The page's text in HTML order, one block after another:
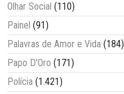
Olhar Social (110)
Painel (91)
Palavras de Amor e Vida (184)
Papo D'Oro (171)
Polícia (1.421)